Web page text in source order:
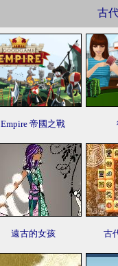
古
Empire 帝國之戰
遠古的女孩 古